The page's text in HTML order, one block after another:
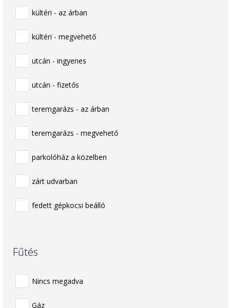
kültéri - az árban
kültéri - megvehető
utcán - ingyenes
utcán - fizetős
teremgarázs - az árban
teremgarázs - megvehető
parkolóház a közelben
zárt udvarban
fedett gépkocsi beálló
Fűtés
Nincs megadva
Gáz